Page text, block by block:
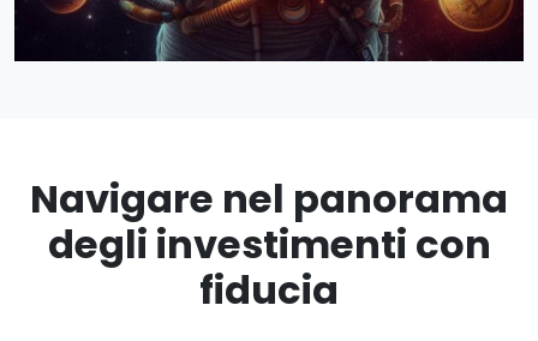
Navigare nel panorama
degli investimenti con
fiducia